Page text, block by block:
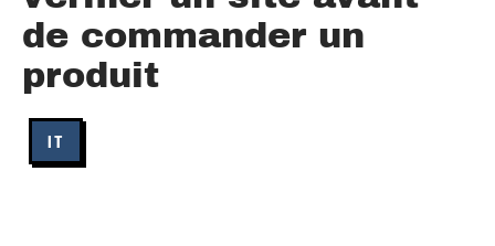
de commander un
produit
IT